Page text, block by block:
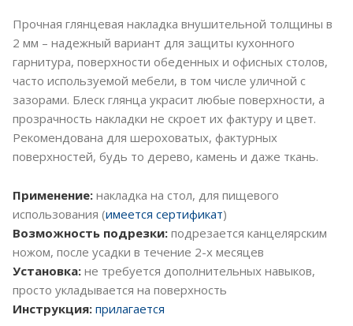
Прочная глянцевая накладка внушительной толщины в
2 мм – надежный вариант для защиты кухонного
гарнитура, поверхности обеденных и офисных столов,
часто используемой мебели, в том числе уличной с
зазорами. Блеск глянца украсит любые поверхности, а
прозрачность накладки не скроет их фактуру и цвет.
Рекомендована для шероховатых, фактурных
поверхностей, будь то дерево, камень и даже ткань.
Применение: накладка на стол, для пищевого
использования (имеется сертификат)
Возможность подрезки: подрезается канцелярским
ножом, после усадки в течение 2-х месяцев
Установка: не требуется дополнительных навыков,
просто укладывается на поверхность
Инструкция: прилагается